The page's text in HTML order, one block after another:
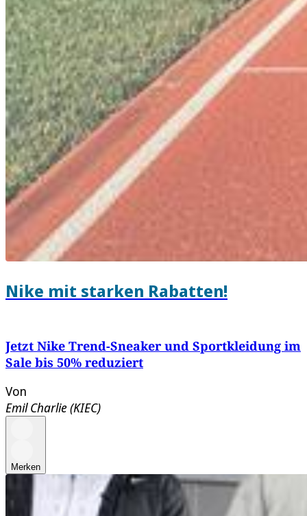
Nike mit starken Rabatten!
Jetzt Nike Trend-Sneaker und Sportkleidung im
Sale bis 50% reduziert
Von
Emil Charlie (KIEC)
Merken